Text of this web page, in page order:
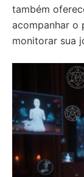
também
acompanhar o
monitorar sua